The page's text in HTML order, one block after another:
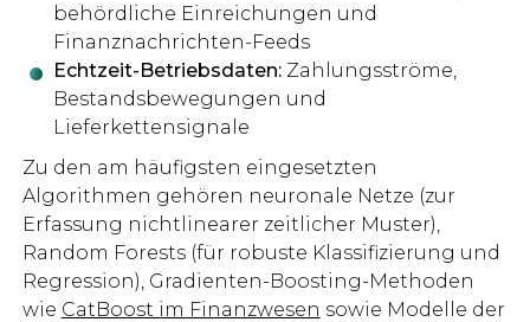
behördliche Einreichungen und
Finanznachrichten-Feeds
Echtzeit-Betriebsdaten:Zahlungsströme,
Bestandsbewegungen und
Lieferkettensignale
Zu den am häufigsten eingesetzten
Algorithmen gehören neuronale Netze (zur
Erfassung nichtlinearer zeitlicher Muster),
Random Forests (für robuste Klassifizierung und
Regression), Gradienten-Boosting-Methoden
wie CatBoost im Finanzwesen sowie Modelle der